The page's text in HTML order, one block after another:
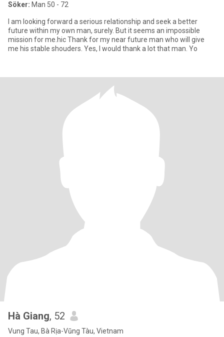
Söker: Man 50 - 72
I am looking forward a serious relationship and seek a better
future within my own man, surely. But it seems an impossible
mission for me.hic Thank for my near future man who will give
me his stable shouders. Yes, I would thank a lot that man. Yo
Hà Giang, 52
Vung Tau, Bà Rịa-Vũng Tàu, Vietnam